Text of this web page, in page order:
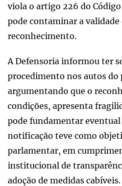
viola o artigo 226 do Código
pode contaminar a validade
reconhecimento.
A Defensoria informou ter
procedimento nos autos do
argumentando que o
condições, apresenta
pode fundamentar
notificação teve como
parlamentar, em
institucional de
adoção de medidas cabíveis.